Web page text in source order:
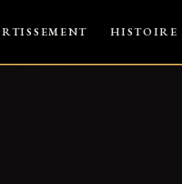
HISTOIRE